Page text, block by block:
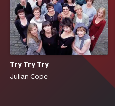
Try Try Try
Julian Cope